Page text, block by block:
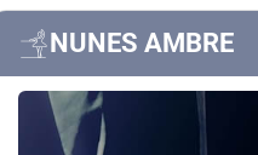
NUNES AMBRE